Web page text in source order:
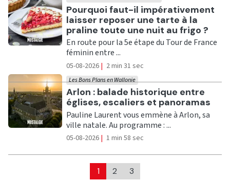
Ecouter
Pourquoi faut-il impérativement
laisser reposer une tarte à la
praline toute une nuit au frigo ?
En route pour la 5e étape du Tour de France
féminin entre ...
05-08-2026 | 2 min 31 sec
Ecouter
Arlon : balade historique entre
églises, escaliers et panoramas
Les Bons Plans en Wallonie
Pauline Laurent vous emmène à Arlon, sa
ville natale. Au programme : ...
05-08-2026 | 1 min 58 sec
1 2 3